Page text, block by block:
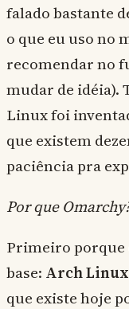
falado bastante
o que eu uso no
recomendar no
mudar de idéia).
Linux foi
que existem
paciência pra
Por que
Primeiro porque
base: Arch Linux
que existe hoje